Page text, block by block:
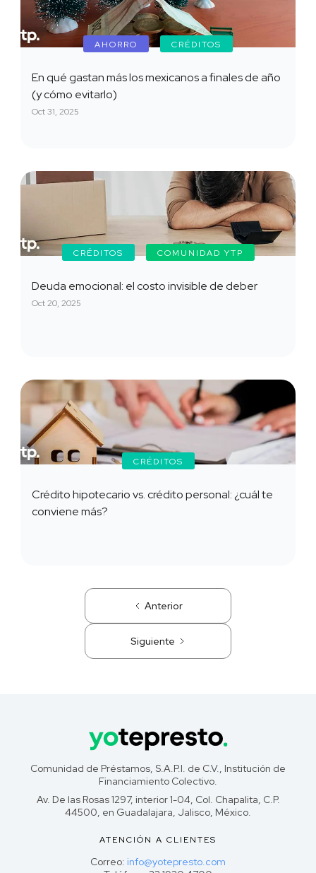
AHORRO CRÉDITOS
En qué gastan más los mexicanos a finales de año
(y cómo evitarlo)
Oct 31, 2025
CRÉDITOS COMUNIDAD YTP
Deuda emocional: el costo invisible de deber
Oct 20, 2025
CRÉDITOS
Crédito hipotecario vs. crédito personal: ¿cuál te
conviene más?
Anterior
Siguiente
Comunidad de Préstamos, S.A.P.I. de C.V., Institución de
Financiamiento Colectivo.
Av. De las Rosas 1297, interior 1-04, Col. Chapalita, C.P.
44500, en Guadalajara, Jalisco, México.
ATENCIÓN A CLIENTES
Correo: info@yotepresto.com